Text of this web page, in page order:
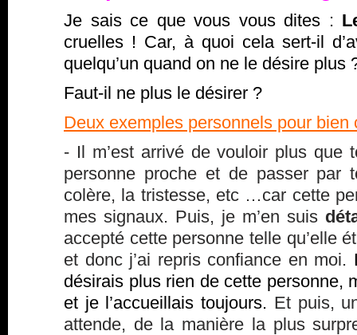
Je sais ce que vous vous dites :
cruelles ! Car, à quoi cela sert-il
quelqu’un quand on ne le désire plus
Faut-il ne plus le désirer ?
Deux exemples personnels pour bien
- Il m’est arrivé de vouloir plus que
personne proche et de passer par
colère, la tristesse, etc …car cette
mes signaux. Puis, je m’en suis
accepté cette personne telle qu’elle
et donc j’ai repris confiance en moi.
désirais plus rien de cette personne,
et je l’accueillais toujours. Et puis,
attende, de la manière la plus